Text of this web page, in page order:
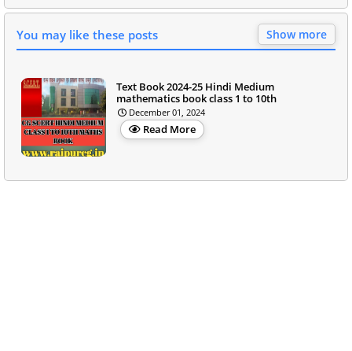
You may like these posts Show more
Text Book 2024-25 Hindi Medium
mathematics book class 1 to 10th
December 01, 2024
Read More